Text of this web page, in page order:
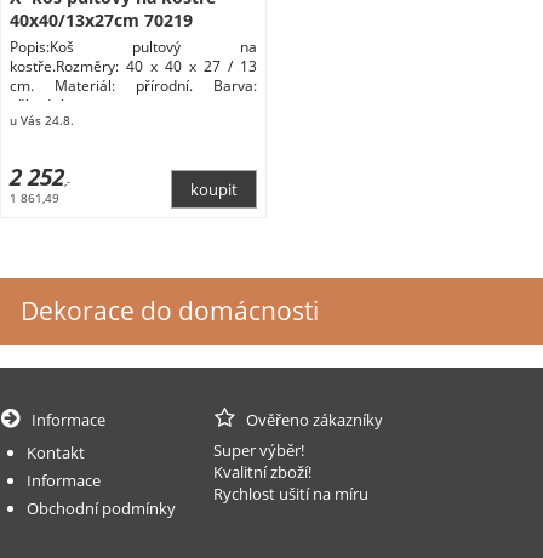
40x40/13x27cm 70219
Popis:Koš pultový na
kostře.Rozměry: 40 x 40 x 27 / 13
cm. Materiál: přírodní. Barva:
přírodní.
u Vás 24.8.
2 252,-
1 861,49
Dekorace do domácnosti
Informace
Kontakt
Informace
Obchodní podmínky
Ověřeno zákazníky
Super výběr!
Kvalitní zboží!
Rychlost ušití na míru